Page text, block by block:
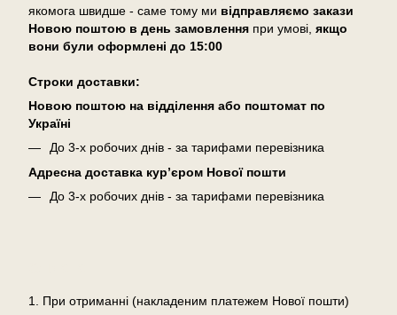
якомога швидше - саме тому ми відправляємо закази
Новою поштою в день замовлення при умові, якщо
вони були оформлені до 15:00
Cтроки доставки:
Новою поштою на відділення або поштомат по
Україні
До 3-х робочих днів - за тарифами перевізника
Адресна доставка кур’єром Нової пошти
До 3-х робочих днів - за тарифами перевізника
1. При отриманні (накладеним платежем Нової пошти)